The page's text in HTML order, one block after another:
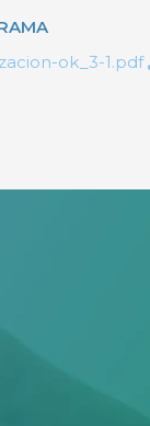
ok_3-1.pdf